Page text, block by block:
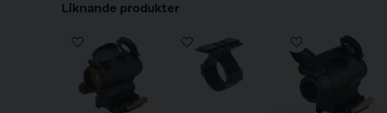
Liknande produkter